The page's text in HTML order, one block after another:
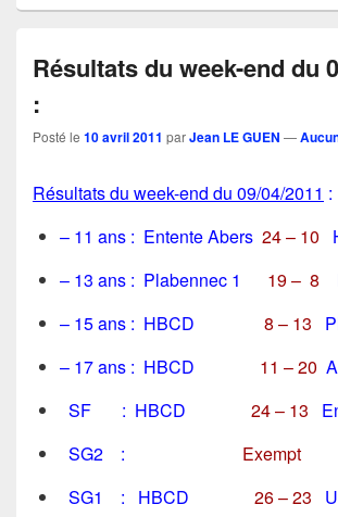
Résultats du week-end du
:
Posté le 10 avril 2011 parJean LE GUEN —
Résultats du week-end du 09/04/2011 :
– 11 ans : Entente Abers 24 – 10
– 13 ans : Plabennec 1
19 – 8
– 15 ans : HBCD 8 – 13
– 17 ans : HBCD 11 – 20
SF : HBCD 24 – 13
SG2 : Exempt
SG1 : HBCD 26 – 23